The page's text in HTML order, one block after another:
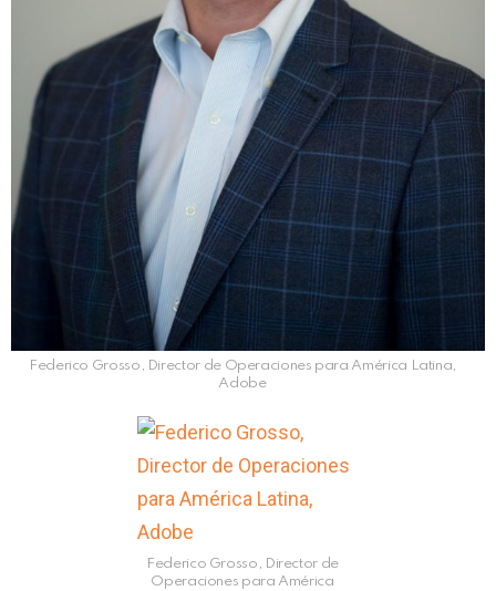
Federico Grosso, Director de Operaciones para América Latina,
Adobe
Federico Grosso, Director de
Operaciones para América